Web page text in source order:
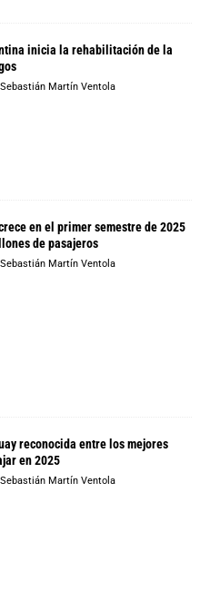
inicia la rehabilitación de la
Sebastián Martín Ventola
en el primer semestre de 2025
de pasajeros
Sebastián Martín Ventola
reconocida entre los mejores
en 2025
Sebastián Martín Ventola